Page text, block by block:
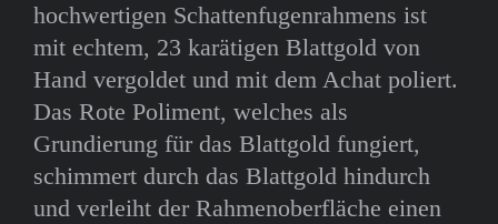
hochwertigen Schattenfugenrahmens ist
mit echtem, 23 karätigen Blattgold von
Hand vergoldet und mit dem Achat poliert.
Das Rote Poliment, welches als
Grundierung für das Blattgold fungiert,
schimmert durch das Blattgold hindurch
und verleiht der Rahmenoberfläche einen